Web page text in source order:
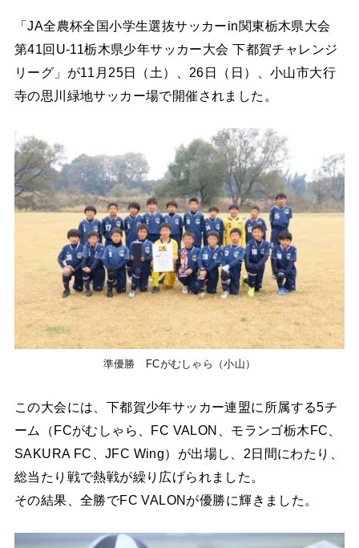
「JA全農杯全国小学生選抜サッカーin関東栃木県大会
第41回U-11栃木県少年サッカー大会 下都賀チャレンジ
リーグ」が11月25日（土）、26日（日）、小山市大行
寺の思川緑地サッカー場で開催されました。
準優勝 FCがむしゃら（小山）
この大会には、下都賀少年サッカー連盟に所属する5チ
ーム（FCがむしゃら、FC VALON、モランゴ栃木FC、
SAKURA FC、JFC Wing）が出場し、2日間にわたり、
総当たり戦で熱戦が繰り広げられました。
その結果、全勝でFC VALONが優勝に輝きました。